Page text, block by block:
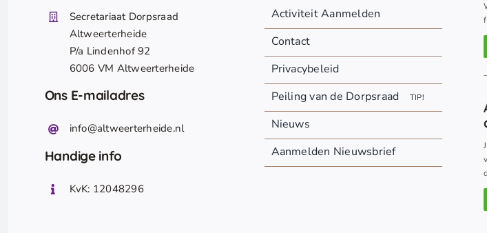
Secretariaat Dorpsraad
Altweerterheide
P/a Lindenhof 92
6006 VM Altweerterheide
Ons E-mailadres
info@altweerterheide.nl
Handige info
KvK: 12048296
Activiteit Aanmelden
Contact
Privacybeleid
Peiling van de Dorpsraad
TIP!
Nieuws
Aanmelden Nieuwsbrief